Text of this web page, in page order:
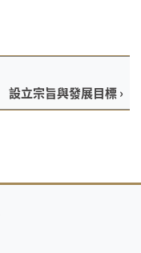
設立宗旨與發展目標 ›